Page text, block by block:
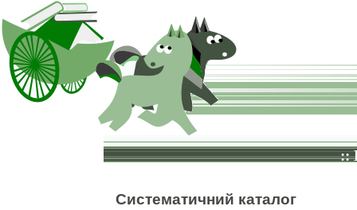
::
Систематичний каталог